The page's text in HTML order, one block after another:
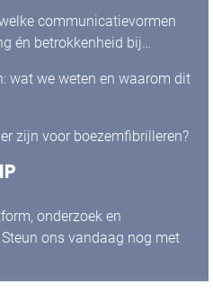
communicatievormen
én betrokkenheid bij
wat we weten en waarom dit
zijn voor boezemfibrilleren?
onderzoek en
ons vandaag nog met